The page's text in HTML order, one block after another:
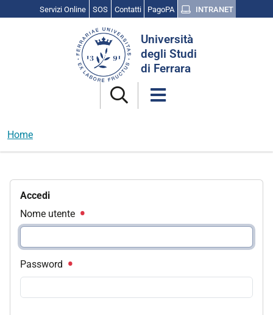
Servizi Online SOS Contatti PagoPA INTRANET
Università
degli Studi
di Ferrara
Home
Accedi
Nome utente
Password